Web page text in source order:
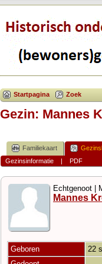
Startpagina Zoek
Gezin: Mannes
Familiekaart
Gezinsinformatie| PDF
Echtgenoot |
Mannes
Geboren 22